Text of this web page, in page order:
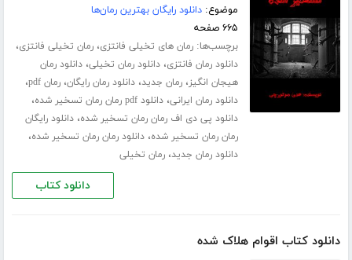
موضوع:دانلود رایگان بهترین رمان‌ها
۶۶۵ صفحه
برچسب‌ها:رمان های تخیلی فانتزی،رمان تخیلی فانتزی،
دانلود رمان فانتزی،دانلود رمان تخیلی،دانلود رمان
هیجان انگیز،رمان جدید،دانلود رمان رایگان،رمان pdf ،
دانلود رمان ایرانی،دانلود pdf رمان رمان تسخیر شده ،
دانلود پی دی اف رمان رمان تسخیر شده،دانلود رایگان
رمان رمان تسخیر شده،دانلود رمان رمان تسخیر شده،
دانلود رمان جدید،رمان تخیلی
دانلود کتاب
دانلود کتاب اقوام هلاک شده